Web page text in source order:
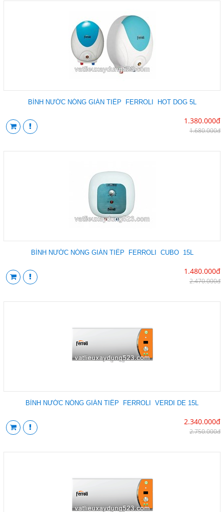
BÌNH NƯỚC NÓNG GIÁN TIẾP FERROLI HOT DOG 5L
1.380.000đ
1.680.000đ
BÌNH NƯỚC NÓNG GIÁN TIẾP FERROLI CUBO 15L
1.480.000đ
2.470.000đ
BÌNH NƯỚC NÓNG GIÁN TIẾP FERROLI VERDI DE 15L
2.340.000đ
2.750.000đ